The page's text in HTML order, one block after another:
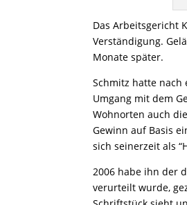
Das Arbeitsgericht
Verständigung.
Monate später.
Schmitz hatte nach
Umgang mit dem
Wohnorten auch
Gewinn auf Basis
sich seinerzeit als
2006 habe ihn der
verurteilt wurde,